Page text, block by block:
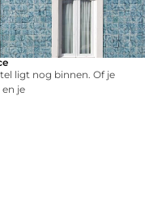
ligt nog binnen. Of je
je